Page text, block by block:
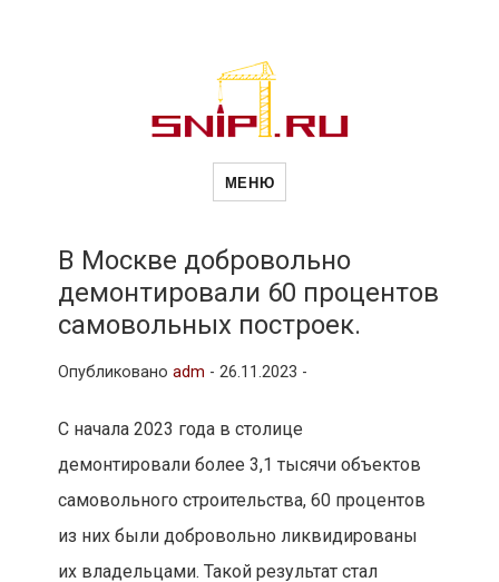
Новости
и
рубрики
МЕНЮ
В Москве добровольно
демонтировали 60 процентов
самовольных построек.
Опубликовано adm - 26.11.2023 -
С начала 2023 года в столице
демонтировали более 3,1 тысячи объектов
самовольного строительства, 60 процентов
из них были добровольно ликвидированы
их владельцами. Такой результат стал